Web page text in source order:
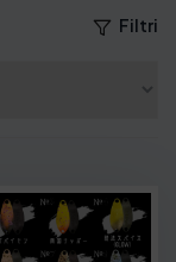
Filtri